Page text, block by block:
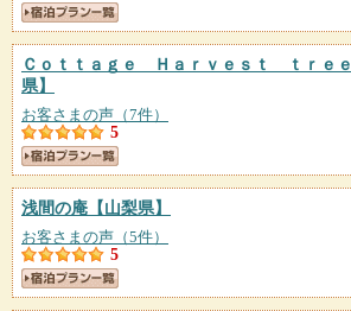
Ｃｏｔｔａｇｅ Ｈａｒｖｅｓｔ ｔｒｅｅ
県】
お客さまの声（7件）
5
浅間の庵 【山梨県】
お客さまの声（5件）
5